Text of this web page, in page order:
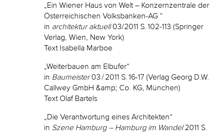
„Ein Wiener Haus von Welt – Konzernzentrale der
Österreichischen Volksbanken-AG “
in architektur aktuell03/2011 S. 102-113 (Springer
Verlag, Wien, New York)
Text Isabella Marboe
„Weiterbauen am Elbufer“
in Baumeister03 / 2011 S. 16-17 (Verlag Georg D.W.
Callwey GmbH &amp; Co. KG, München)
Text Olaf Bartels
„Die Verantwortung eines Architekten“
in Szene Hamburg – Hamburg im Wandel2011 S.